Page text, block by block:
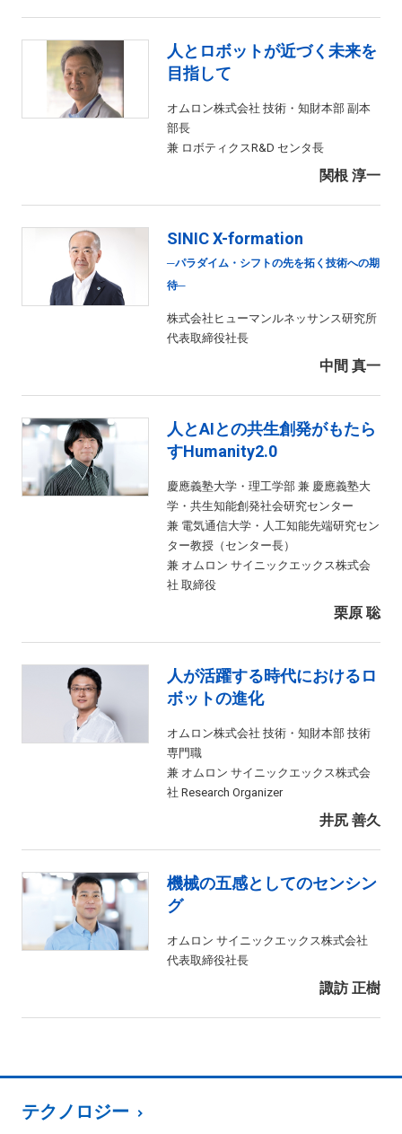
人とロボットが近づく未来を
目指して
オムロン株式会社 技術・知財本部 副本
部長
兼 ロボティクスR&D センタ長
関根 淳一
SINIC X-formation
─パラダイム・シフトの先を拓く技術への期
待─
株式会社ヒューマンルネッサンス研究所
代表取締役社長
中間 真一
人とAIとの共生創発がもたら
すHumanity2.0
慶應義塾大学・理工学部 兼 慶應義塾大
学・共生知能創発社会研究センター
兼 電気通信大学・人工知能先端研究セン
ター教授（センター長）
兼 オムロン サイニックエックス株式会
社 取締役
栗原 聡
人が活躍する時代におけるロ
ボットの進化
オムロン株式会社 技術・知財本部 技術
専門職
兼 オムロン サイニックエックス株式会
社 Research Organizer
井尻 善久
機械の五感としてのセンシン
グ
オムロン サイニックエックス株式会社
代表取締役社長
諏訪 正樹
テクノロジー